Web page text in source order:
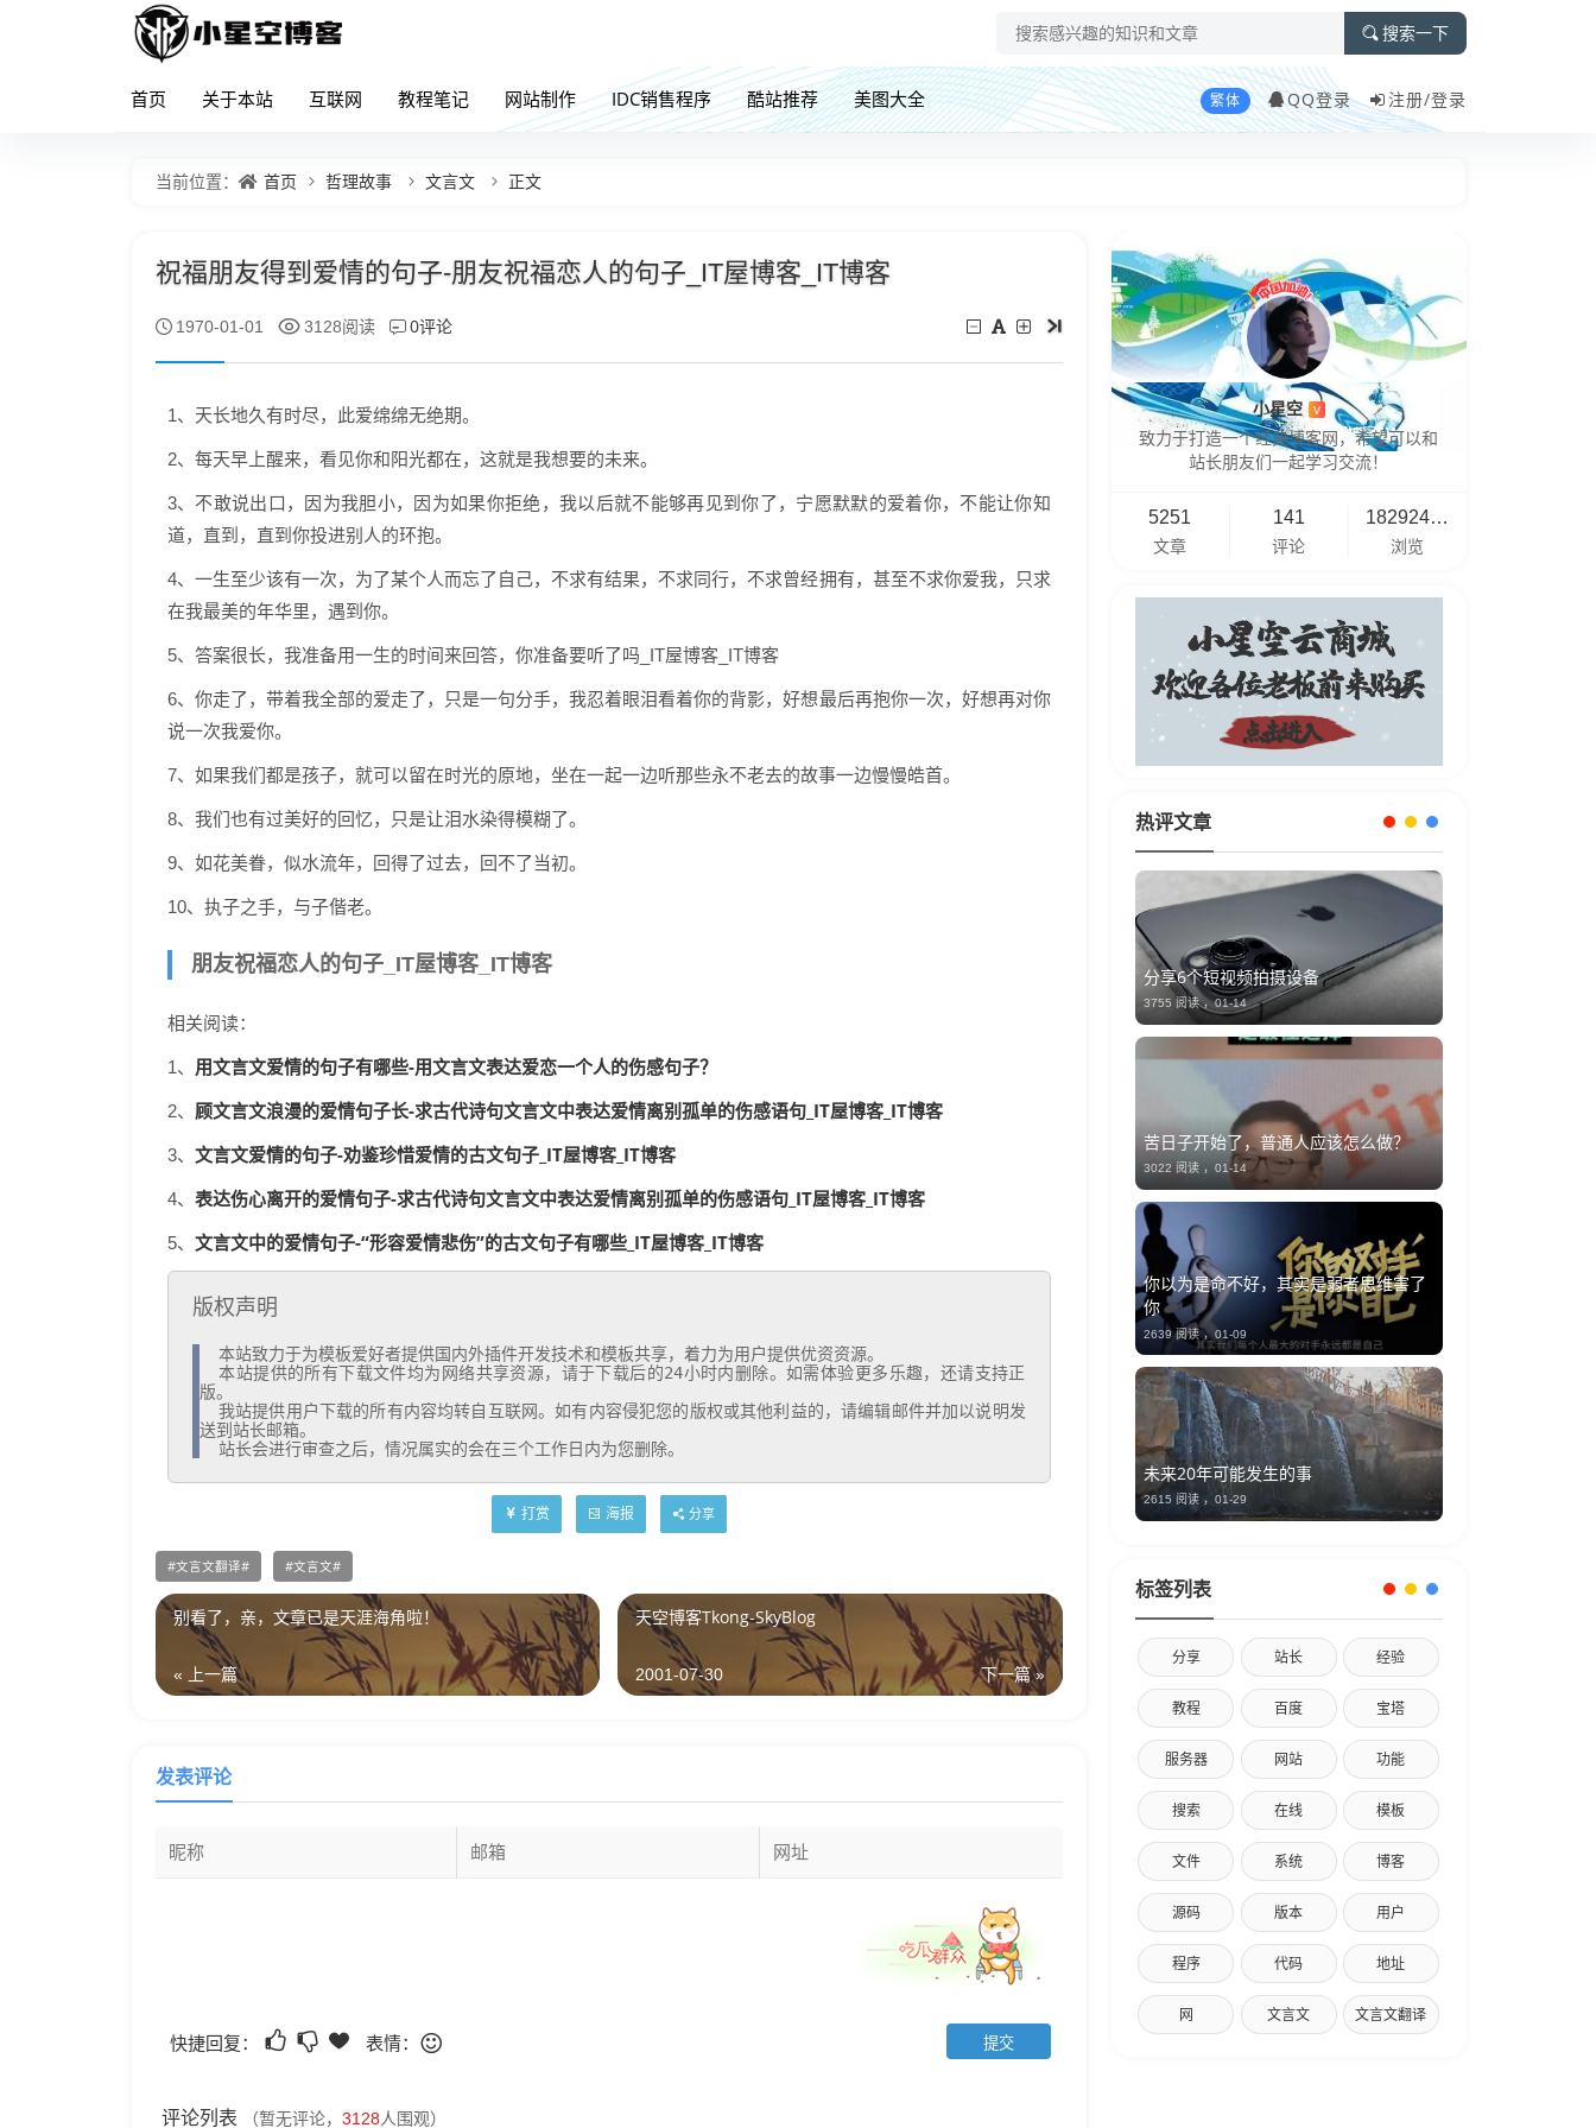
搜索一下
首页 关于本站 互联网 教程笔记 网站制作 IDC销售程序 酷站推荐 美图大全 繁体 QQ登录 注册/登录
当前位置： 首页 哲理故事 文言文 正文
祝福朋友得到爱情的句子-朋友祝福恋人的句子_IT屋博客_IT博客
1970-01-01 3128阅读 0评论
1、天长地久有时尽，此爱绵绵无绝期。
2、每天早上醒来，看见你和阳光都在，这就是我想要的未来。
3、不敢说出口，因为我胆小，因为如果你拒绝，我以后就不能够再见到你了，宁愿默默的爱着你，不能让你知
道，直到，直到你投进别人的环抱。
4、一生至少该有一次，为了某个人而忘了自己，不求有结果，不求同行，不求曾经拥有，甚至不求你爱我，只求
在我最美的年华里，遇到你。
5、答案很长，我准备用一生的时间来回答，你准备要听了吗_IT屋博客_IT博客
6、你走了，带着我全部的爱走了，只是一句分手，我忍着眼泪看着你的背影，好想最后再抱你一次，好想再对你
说一次我爱你。
7、如果我们都是孩子，就可以留在时光的原地，坐在一起一边听那些永不老去的故事一边慢慢皓首。
8、我们也有过美好的回忆，只是让泪水染得模糊了。
9、如花美眷，似水流年，回得了过去，回不了当初。
10、执子之手，与子偕老。
朋友祝福恋人的句子_IT屋博客_IT博客
相关阅读：
1、 用文言文爱情的句子有哪些-用文言文表达爱恋一个人的伤感句子？
2、 顾文言文浪漫的爱情句子长-求古代诗句文言文中表达爱情离别孤单的伤感语句_IT屋博客_IT博客
3、 文言文爱情的句子-劝鉴珍惜爱情的古文句子_IT屋博客_IT博客
4、 表达伤心离开的爱情句子-求古代诗句文言文中表达爱情离别孤单的伤感语句_IT屋博客_IT博客
5、 文言文中的爱情句子-“形容爱情悲伤”的古文句子有哪些_IT屋博客_IT博客
版权声明
  本站提供的所有下载文件均为网络共享资源，请于下载后的24小时内删除。如需体验更多乐趣，还请支持正
版。
送到站长邮箱。
  站长会进行审查之后，情况属实的会在三个工作日内为您删除。
打赏 海报 分享
文言文翻译 文言文
别看了，亲，文章已是天涯海角啦！
« 上一篇
天空博客Tkong-SkyBlog
下一篇 »
2001-07-30
发表评论
快捷回复： 表情：
评论列表 （暂无评论， 3128人围观）
小星空 V
致力于打造一个经典博客网，希望可以和
站长朋友们一起学习交流！
5251
文章
141
评论
18292461
浏览
热评文章
分享6个短视频拍摄设备
3755 阅读 ，01-14
苦日子开始了，普通人应该怎么做？
3022 阅读 ，01-14
你以为是命不好，其实是弱者思维害了
你
2639 阅读 ，01-09
未来20年可能发生的事
2615 阅读 ，01-29
标签列表
分享 站长 经验
教程 百度 宝塔
服务器 网站 功能
搜索 在线 模板
文件 系统 博客
源码 版本 用户
程序 代码 地址
网 文言文 文言文翻译